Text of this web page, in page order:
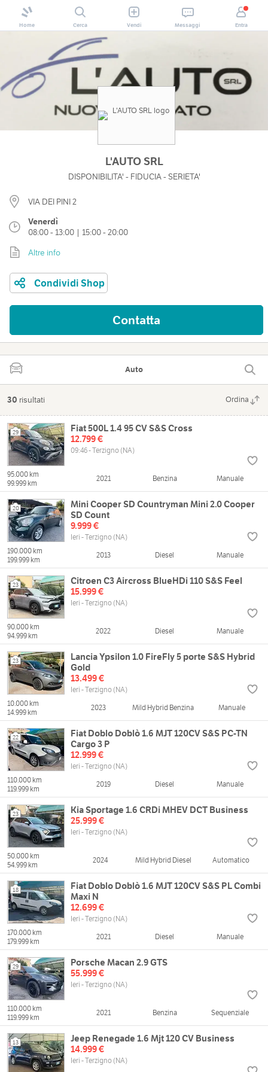
Home Cerca Vendi Messaggi Entra
L'AUTO SRL
DISPONIBILITA' - FIDUCIA - SERIETA'
VIA DEI PINI 2
Venerdì
08:00 - 13:00 | 15:00 - 20:00
Altre info
Condividi Shop
Contatta
Auto
30 risultati Ordina
29
Fiat 500L 1.4 95 CV S&S Cross
12.799 €
09:46 - Terzigno (NA)
95.000 km
99.999 km
2021 Benzina Manuale
20
Mini Cooper SD Countryman Mini 2.0 Cooper
SD Count
9.999 €
Ieri - Terzigno (NA)
190.000 km
199.999 km
2013 Diesel Manuale
23
Citroen C3 Aircross BlueHDi 110 S&S Feel
15.999 €
Ieri - Terzigno (NA)
90.000 km
94.999 km
2022 Diesel Manuale
23
Lancia Ypsilon 1.0 FireFly 5 porte S&S Hybrid
Gold
13.499 €
Ieri - Terzigno (NA)
10.000 km
14.999 km
2023 Mild Hybrid Benzina Manuale
22
Fiat Doblo Doblò 1.6 MJT 120CV S&S PC-TN
Cargo 3 P
12.999 €
Ieri - Terzigno (NA)
110.000 km
119.999 km
2019 Diesel Manuale
23
Kia Sportage 1.6 CRDi MHEV DCT Business
25.999 €
Ieri - Terzigno (NA)
50.000 km
54.999 km
2024 Mild Hybrid Diesel Automatico
18
Fiat Doblo Doblò 1.6 MJT 120CV S&S PL Combi
Maxi N
12.699 €
Ieri - Terzigno (NA)
170.000 km
179.999 km
2021 Diesel Manuale
29
Porsche Macan 2.9 GTS
55.999 €
Ieri - Terzigno (NA)
110.000 km
119.999 km
2021 Benzina Sequenziale
13
Jeep Renegade 1.6 Mjt 120 CV Business
14.999 €
Ieri - Terzigno (NA)